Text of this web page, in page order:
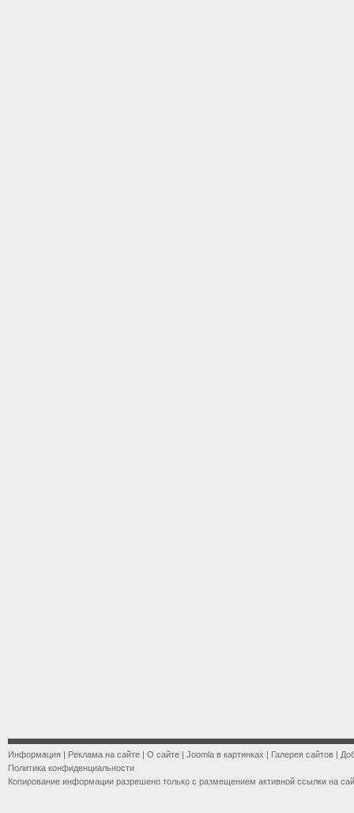
Информация | Реклама на сайте | О сайте | Joomla в картинках | Галерея сайтов |
Политика конфиденциальности
Копирование информации разрешено только с размещением активной ссылки на